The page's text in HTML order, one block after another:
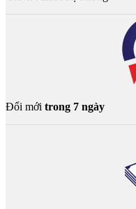
Đổi mới trong 7 ngày